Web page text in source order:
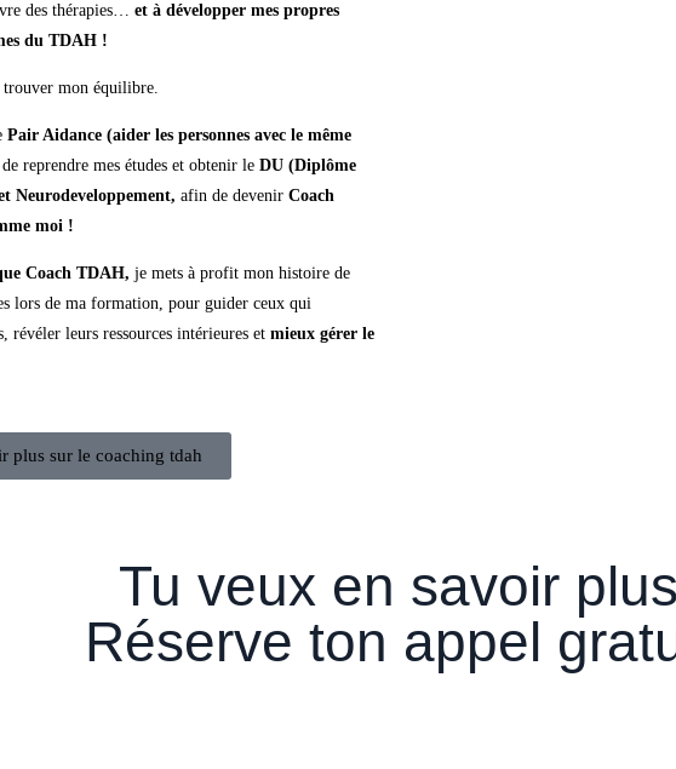
des thérapies… et à développer mes propres
du TDAH !
trouver mon équilibre.
Pair Aidance (aider les personnes avec le même
reprendre mes études et obtenir le DU (Diplôme
Neurodeveloppement, afin de devenir Coach
moi !
Coach TDAH, je mets à profit mon histoire de
lors de ma formation, pour guider ceux qui
révéler leurs ressources intérieures et mieux gérer le
plus sur le coaching tdah
Tu veux en savoir
Réserve ton appel